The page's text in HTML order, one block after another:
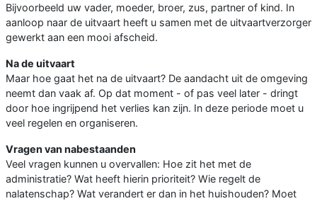
Bijvoorbeeld uw vader, moeder, broer, zus, partner of kind. In
aanloop naar de uitvaart heeft u samen met de uitvaartverzorger
gewerkt aan een mooi afscheid.
Na de uitvaart
Maar hoe gaat het na de uitvaart? De aandacht uit de omgeving
neemt dan vaak af. Op dat moment - of pas veel later - dringt
door hoe ingrijpend het verlies kan zijn. In deze periode moet u
veel regelen en organiseren.
Vragen van nabestaanden
Veel vragen kunnen u overvallen: Hoe zit het met de
administratie? Wat heeft hierin prioriteit? Wie regelt de
nalatenschap? Wat verandert er dan in het huishouden? Moet